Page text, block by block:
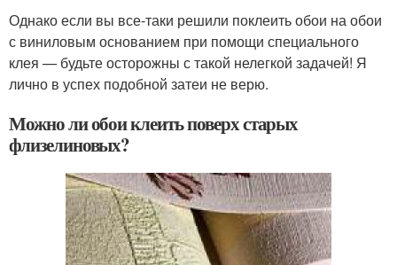
Однако если вы все-таки решили поклеить обои на обои
с виниловым основанием при помощи специального
клея — будьте осторожны с такой нелегкой задачей! Я
лично в успех подобной затеи не верю.
Можно ли обои клеить поверх старых
флизелиновых?